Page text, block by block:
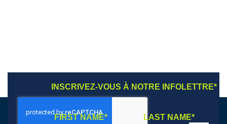
FIRST NAME* LAST NAME*
INSCRIVEZ-VOUS À NOTRE INFOLETTRE*